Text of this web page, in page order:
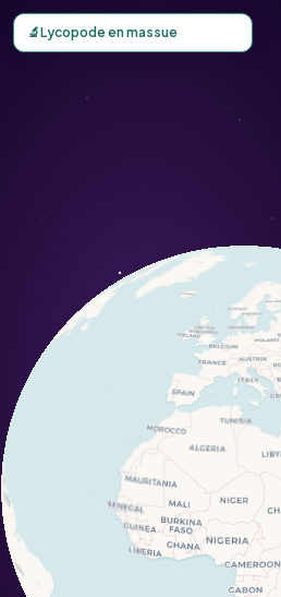
Carte d'observation du
🔬Lycopode en massue